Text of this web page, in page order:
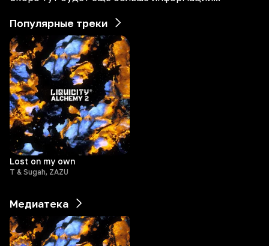
Популярные треки
Lost on my own
T & Sugah, ZAZU
Медиатека